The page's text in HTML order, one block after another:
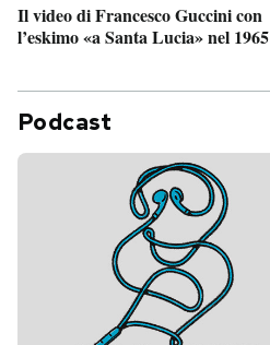
Il video di Francesco Guccini con
l’eskimo «a Santa Lucia» nel 1965
Podcast